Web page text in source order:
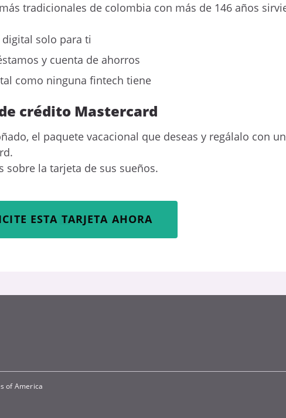
tradicionales de colombia con más de 146 años
solo para ti
y cuenta de ahorros
como ninguna fintech tiene
crédito Mastercard
el paquete vacacional que deseas y regálalo con
sobre la tarjeta de sus sueños.
ESTA TARJETA AHORA
of America